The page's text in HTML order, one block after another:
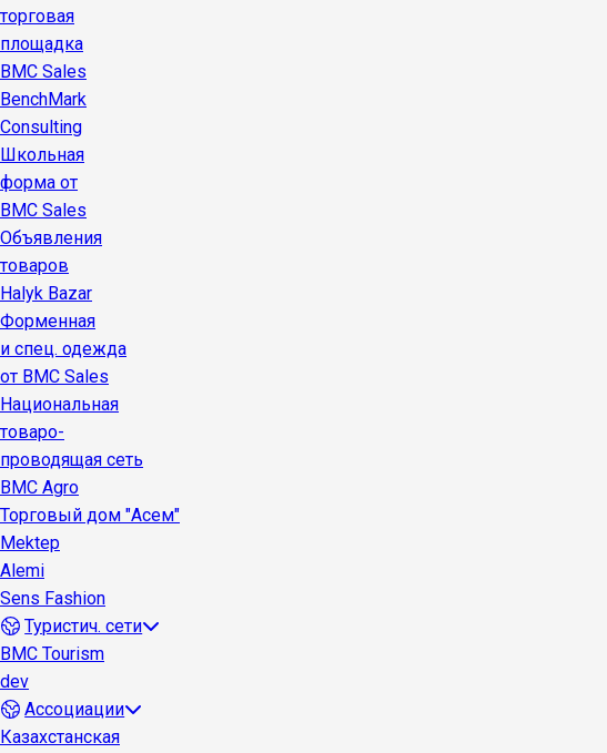
торговая
площадка
BMC Sales
BenchMark
Consulting
Школьная
форма от
BMC Sales
Объявления
товаров
Halyk Bazar
Форменная
и спец. одежда
от BMC Sales
Национальная
товаро-
проводящая сеть
BMC Agro
Торговый дом "Асем"
Mektep
Alemi
Sens Fashion
Туристич. сети
BMC Tourism
dev
Ассоциации
Казахстанская